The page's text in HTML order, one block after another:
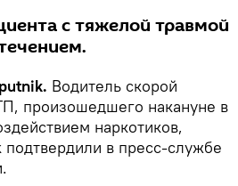
с тяжелой травмой
Водитель скорой
произошедшего накануне в
наркотиков,
в пресс-службе